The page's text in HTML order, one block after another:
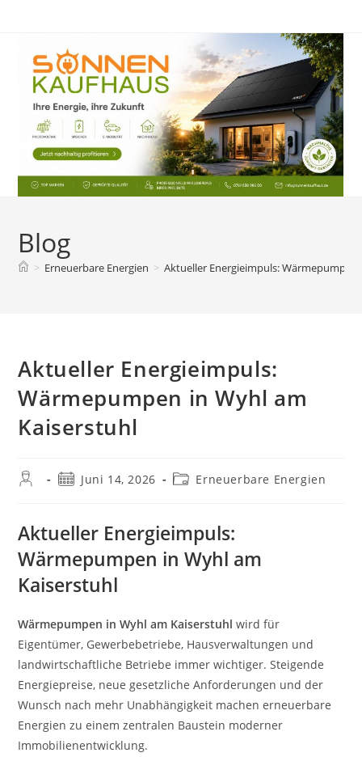
Blog
> Erneuerbare Energien > Aktueller Energieimpuls:
Aktueller Energieimpuls:
Wärmepumpen in Wyhl am
Kaiserstuhl
Beitrags-BeitragJuni 14, 2026
Beitrags-
Erneuerbare Energien
Aktueller Energieimpuls:
Wärmepumpen in Wyhl am
Kaiserstuhl
Wärmepumpen in Wyhl am Kaiserstuhl wird für
Eigentümer, Gewerbebetriebe, Hausverwaltungen und
landwirtschaftliche Betriebe immer wichtiger. Steigende
Energiepreise, neue gesetzliche Anforderungen und der
Wunsch nach mehr Unabhängigkeit machen erneuerbare
Energien zu einem zentralen Baustein moderner
Immobilienentwicklung.